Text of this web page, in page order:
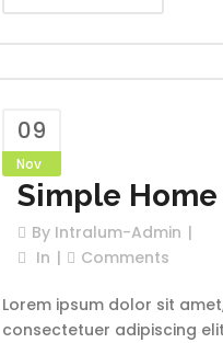
09
Nov
Simple Home
By Intralum-Admin
In
Comments
Lorem ipsum dolor sit
consectetuer adipiscing